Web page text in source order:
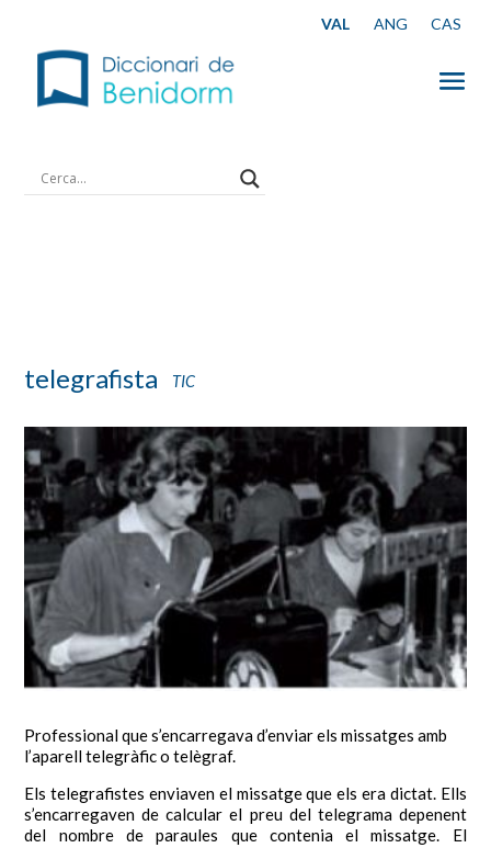
telegrafista TIC
Professional que s’encarregava d’enviar els missatges amb
l’aparell telegràfic o telègraf.
Els telegrafistes enviaven el missatge que els era dictat. Ells
s’encarregaven de calcular el preu del telegrama depenent
del nombre de paraules que contenia el missatge. El